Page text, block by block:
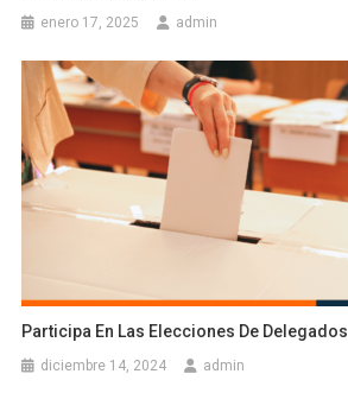
enero 17, 2025 admin
Participa En Las Elecciones De Delegados
diciembre 14, 2024 admin